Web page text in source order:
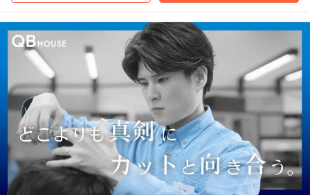
東京都世田谷区 (二子玉川駅 徒歩 5分)
FaSS(ファス) 三軒茶屋店
東京都世田谷区 (三軒茶屋駅 徒歩 3分)
FaSS(ファス) アトレ川崎店
神奈川県川崎市川崎区
(川崎駅 徒歩 2分)
...他